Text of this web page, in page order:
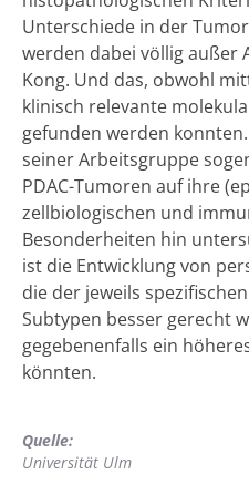
Unterschiede in der
werden dabei völlig außer
Kong. Und das, obwohl
klinisch relevante
gefunden werden
seiner Arbeitsgruppe
PDAC-Tumoren auf ihre
zellbiologischen und
Besonderheiten hin
ist die Entwicklung von
die der jeweils
Subtypen besser gerecht
gegebenenfalls ein
könnten.
Quelle:
Universität Ulm